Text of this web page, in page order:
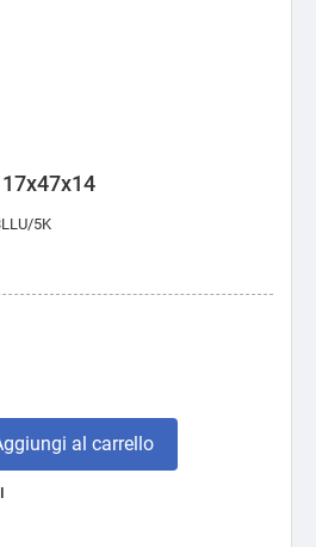
5K
al carrello